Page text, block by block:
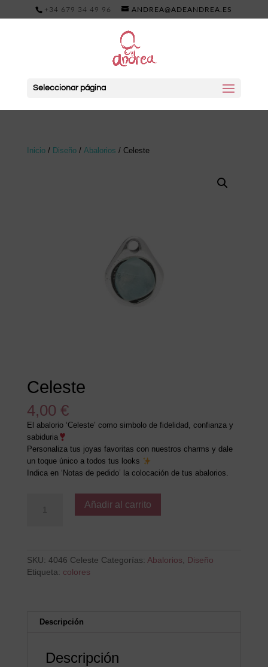
+34 679 34 49 96 ANDREA@ADEANDREA.ES
Seleccionar página
Inicio/ Diseño/ Abalorios / Celeste
Celeste
4,00 €
El abalorio ‘Celeste’ como simbolo de fidelidad, confianza y
sabiduria
Personaliza tus joyas favoritas con nuestros charms y dale
un toque único a todos tus looks
Indica en ‘Notas de pedido’ la colocación de tus abalorios.
cantidad
Añadir al carrito
SKU: 4046 Celeste Categorías: Abalorios, Diseño
Etiqueta: colores
Descripción
Descripción